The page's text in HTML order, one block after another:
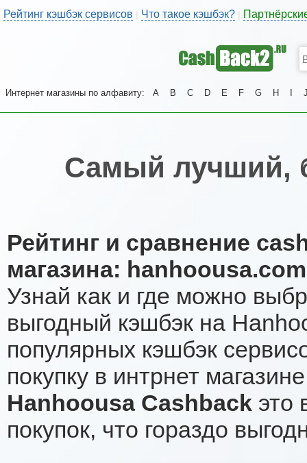
Рейтинг кэшбэк сервисов | Что такое кэшбэк?
Интернет магазины по алфавиту: A B C D E F G H
Самый лучший,
Рейтинг и сравнение
магазина: hanhoousa.com
Узнай как и где можно
выгодный кэшбэк на
популярных кэшбэк
покупку в интрнет
Hanhoousa Cashback это
покупок, что гораздо